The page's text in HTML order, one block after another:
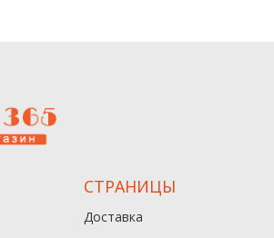
СТРАНИЦЫ
Доставка